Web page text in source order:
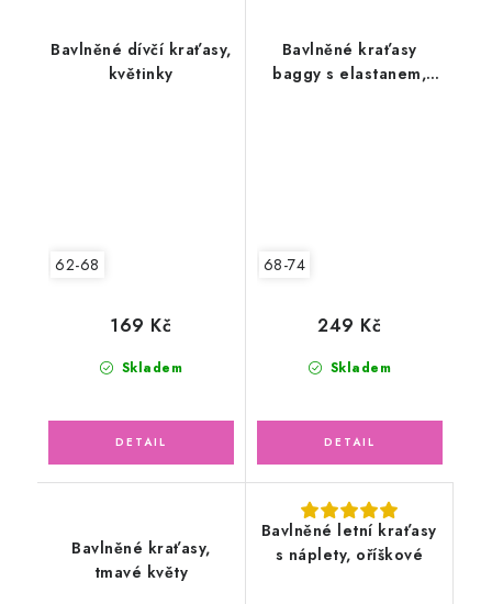
Bavlněné dívčí kraťasy,
květinky
62-68
Skladem
169 Kč
Bavlněné kraťasy
baggy s elastanem,
68-74
Skladem
249 Kč
Bavlněné kraťasy,
tmavé květy
Bavlněné letní kraťasy
s náplety, oříškové